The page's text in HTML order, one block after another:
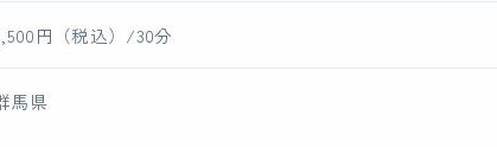
円（税込）/30分
馬県